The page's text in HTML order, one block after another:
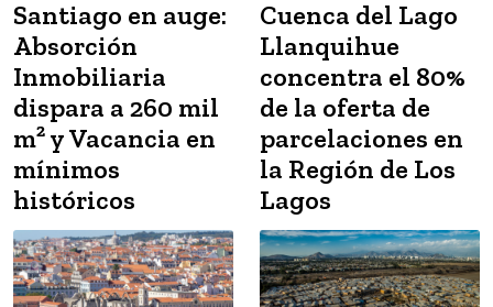
Santiago en auge:
Absorción
Inmobiliaria
dispara a 260 mil
m² y Vacancia en
mínimos
históricos
Cuenca del Lago
Llanquihue
concentra el 80%
de la oferta de
parcelaciones en
la Región de Los
Lagos